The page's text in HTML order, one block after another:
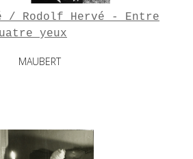
/ Rodolf Hervé - Entre
yeux
MAUBERT